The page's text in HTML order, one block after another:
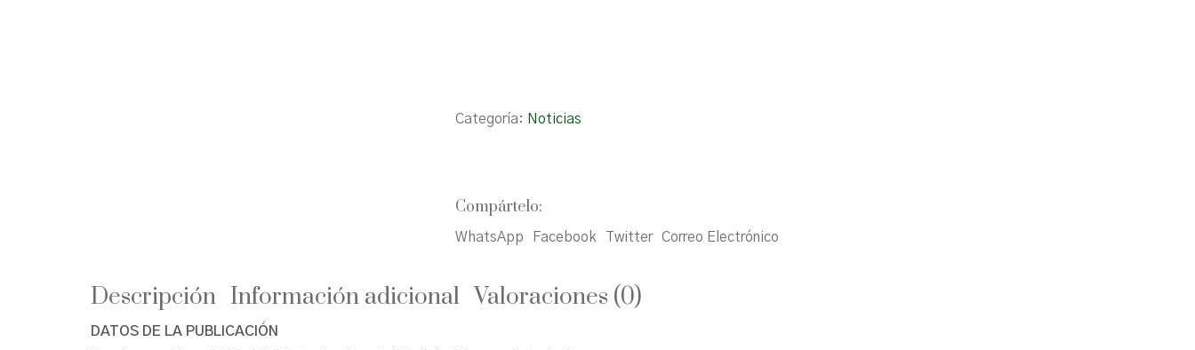
Categoría: Noticias
Compártelo:
WhatsApp Facebook Twitter Correo Electrónico
Descripción Información adicional Valoraciones (0)
DATOS DE LA PUBLICACIÓN